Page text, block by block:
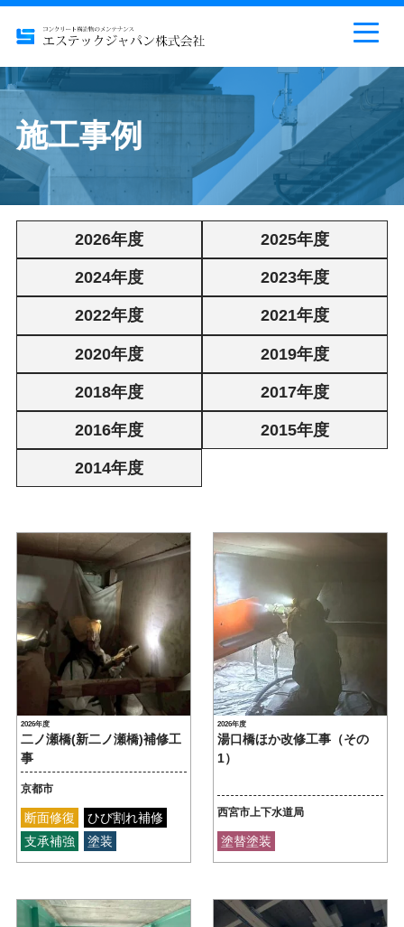
施工事例
2026年度 2025年度
2024年度 2023年度
2022年度 2021年度
2020年度 2019年度
2018年度 2017年度
2016年度 2015年度
2014年度
2026年度
二ノ瀬橋(新二ノ瀬橋)補修工
事
京都市
断面修復
ひび割れ補修
支承補強
塗装
2026年度
湯口橋ほか改修工事（その
1）
西宮市上下水道局
塗替塗装